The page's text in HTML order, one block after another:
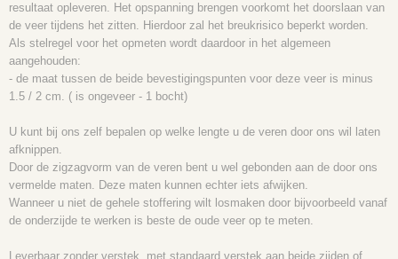
resultaat opleveren. Het opspanning brengen voorkomt het doorslaan van
de veer tijdens het zitten. Hierdoor zal het breukrisico beperkt worden.
Als stelregel voor het opmeten wordt daardoor in het algemeen
aangehouden:
- de maat tussen de beide bevestigingspunten voor deze veer is minus
1.5 / 2 cm. ( is ongeveer - 1 bocht)
U kunt bij ons zelf bepalen op welke lengte u de veren door ons wil laten
afknippen.
Door de zigzagvorm van de veren bent u wel gebonden aan de door ons
vermelde maten. Deze maten kunnen echter iets afwijken.
Wanneer u niet de gehele stoffering wilt losmaken door bijvoorbeeld vanaf
de onderzijde te werken is beste de oude veer op te meten.
Leverbaar zonder verstek, met standaard verstek aan beide zijden of